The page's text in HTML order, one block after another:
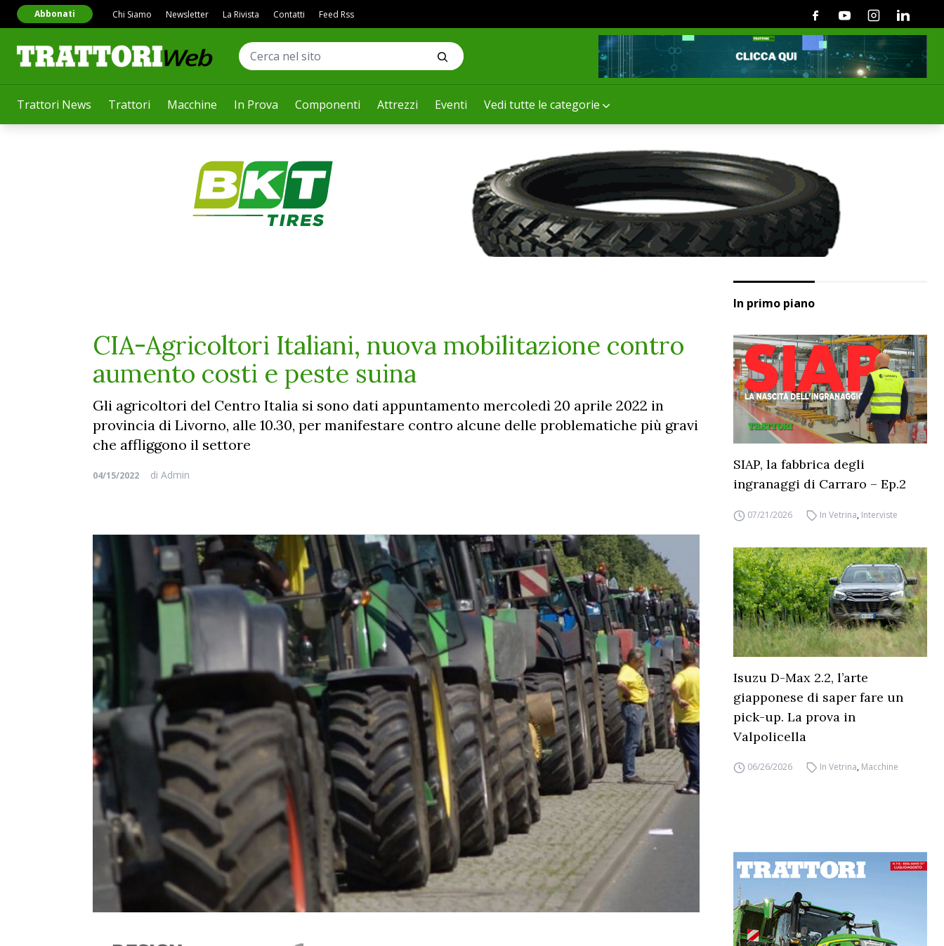
Trattori News Trattori Macchine In Prova Componenti Attrezzi Eventi Vedi tutte le categorie
Abbonati Chi Siamo Newsletter La Rivista Contatti Feed Rss FacebookYoutubeInstagramLinkedin
CIA-Agricoltori Italiani, nuova mobilitazione contro
aumento costi e peste suina
Gli agricoltori del Centro Italia si sono dati appuntamento mercoledì 20 aprile 2022 in
provincia di Livorno, alle 10.30, per manifestare contro alcune delle problematiche più gravi
che affliggono il settore
04/15/2022 di Admin
In primo piano
SIAP, la fabbrica degli
ingranaggi di Carraro – Ep.2
07/21/2026 In Vetrina, Interviste
Isuzu D-Max 2.2, l’arte
giapponese di saper fare un
pick-up. La prova in
Valpolicella
06/26/2026 In Vetrina, Macchine